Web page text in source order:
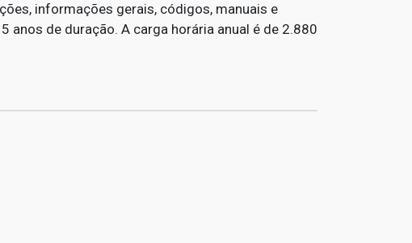
informações gerais, códigos, manuais e
anos de duração. A carga horária anual é de 2.880